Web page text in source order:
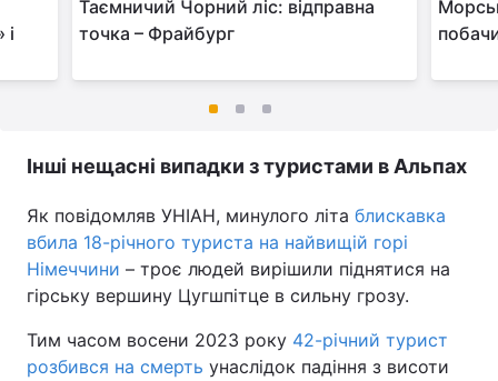
Таємничий Чорний ліс: відправна
точка – Фрайбург
Інші нещасні випадки з туристами в Альпах
Як повідомляв УНІАН, минулого літа блискавка
вбила 18-річного туриста на найвищій горі
Німеччини – троє людей вирішили піднятися на
гірську вершину Цугшпітце в сильну грозу.
Тим часом восени 2023 року 42-річний турист
розбився на смерть унаслідок падіння з висоти